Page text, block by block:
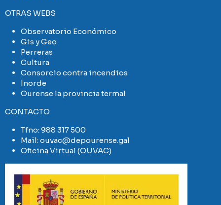
OTRAS WEBS
Observatorio Económico
Gis y Geo
Perreras
Cultura
Consorcio contra incendios
Inorde
Ourense la provincia termal
CONTACTO
Tfno:988 317 500
Mail:ouvac@depourense.gal
Oficina Virtual (OUVAC)